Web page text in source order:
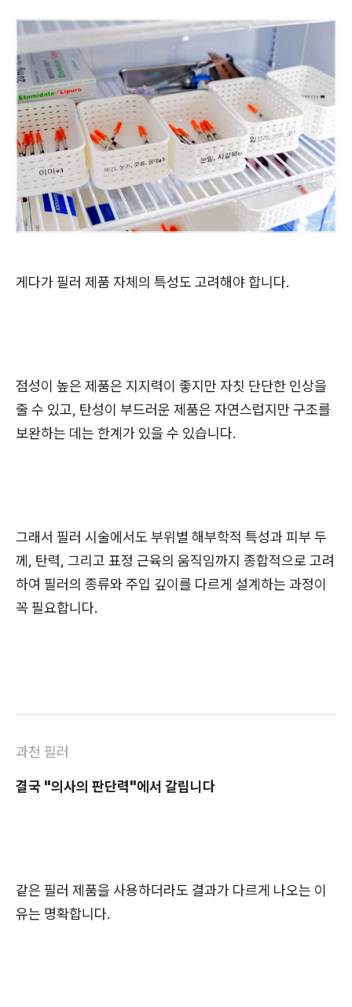
게다가 필러 제품 자체의 특성도 고려해야 합니다.
점성이 높은 제품은 지지력이 좋지만 자칫 단단한 인상을
줄 수 있고, 탄성이 부드러운 제품은 자연스럽지만 구조를
보완하는 데는 한계가 있을 수 있습니다.
그래서 필러 시술에서도 부위별 해부학적 특성과 피부 두
께, 탄력, 그리고 표정 근육의 움직임까지 종합적으로 고려
하여 필러의 종류와 주입 깊이를 다르게 설계하는 과정이
꼭 필요합니다.
과천 필러
결국 "의사의 판단력"에서 갈립니다
같은 필러 제품을 사용하더라도 결과가 다르게 나오는 이
유는 명확합니다.